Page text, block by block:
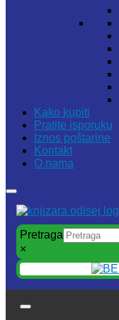
Kako kupiti
Pratite isporuku
Iznos poštarine
Kontakt
O nama
Pretraga
×